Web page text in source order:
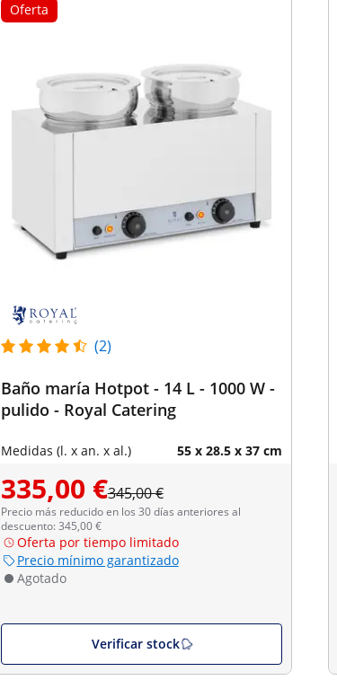
Oferta
(2)
Baño maría Hotpot - 14 L - 1000 W -
pulido - Royal Catering
Medidas (l. x an. x al.) 55 x 28.5 x 37 cm
335,00 €345,00 €
Precio más reducido en los 30 días anteriores al
descuento: 345,00 €
Oferta por tiempo limitado
Precio mínimo garantizado
Agotado
Verificar stock